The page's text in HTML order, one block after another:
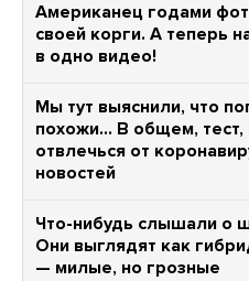
Американец годами
своей корги. А теперь
в одно видео!
Мы тут выяснили, что
похожи… В общем, тест,
отвлечься от
новостей
Что-нибудь слышали о
Они выглядят как
— милые, но грозные